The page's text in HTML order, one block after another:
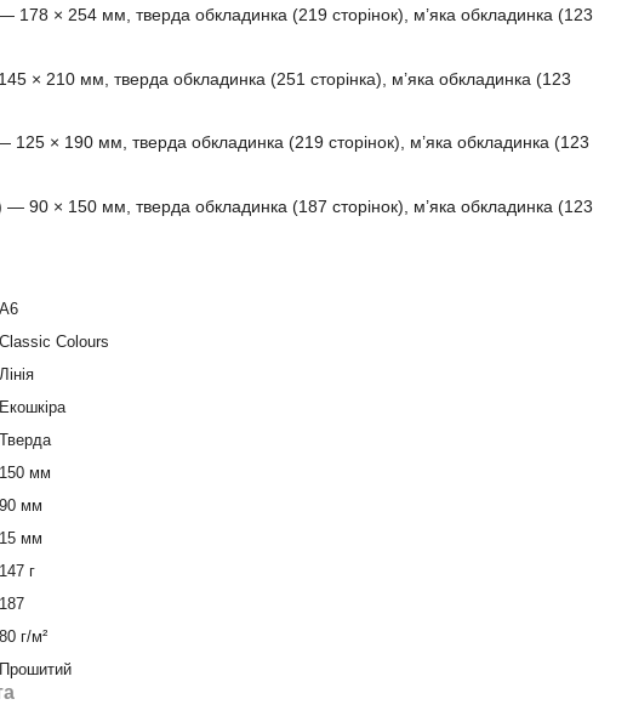
178 × 254 мм, тверда обкладинка (219 сторінок), м’яка обкладинка (123
× 210 мм, тверда обкладинка (251 сторінка), м’яка обкладинка (123
125 × 190 мм, тверда обкладинка (219 сторінок), м’яка обкладинка (123
90 × 150 мм, тверда обкладинка (187 сторінок), м’яка обкладинка (123
A6
Classic Colours
Лінія
Екошкіра
Тверда
150 мм
90 мм
15 мм
147 г
187
80 г/м²
Прошитий